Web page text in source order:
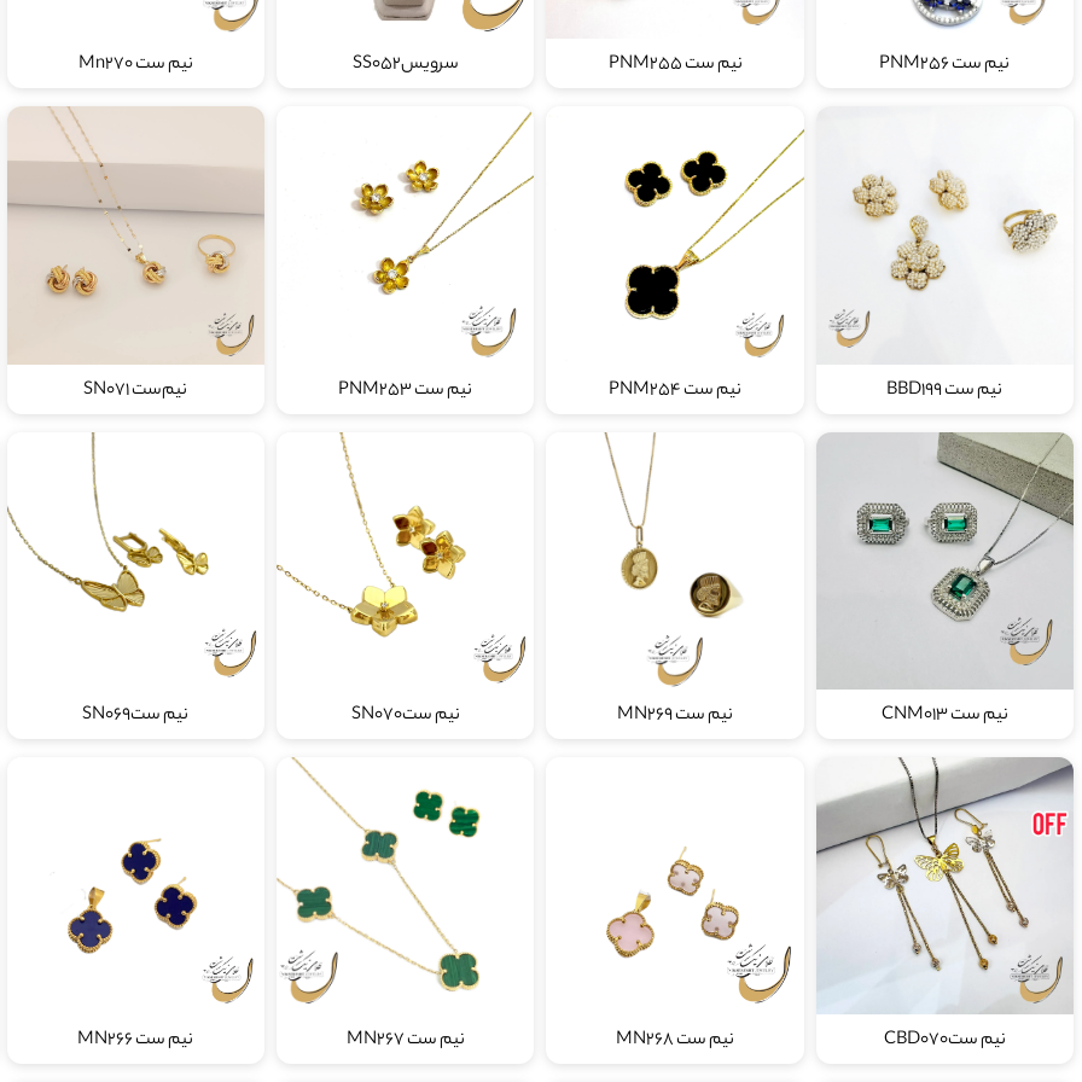
نیم ست PNM256 نیم ست PNM255 سرویسSS052 نیم ست Mn270
نیم ست BBD199 نیم ست PNM254 نیم ست PNM253 نیم‌ست SN071
نیم ست CNM013 نیم ست MN269 نیم ستSN070 نیم ستSN069
نیم ستCBD070 نیم ست MN268 نیم ست MN267 نیم ست MN266